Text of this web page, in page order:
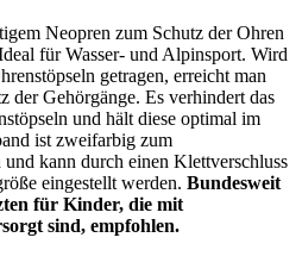
Neopren zum Schutz der Ohren
für Wasser- und Alpinsport. Wird
getragen, erreicht man
der Gehörgänge. Es verhindert das
und hält diese optimal im
ist zweifarbig zum
und kann durch einen Klettverschluss
eingestellt werden. Bundesweit
für Kinder, die mit
sind, empfohlen.